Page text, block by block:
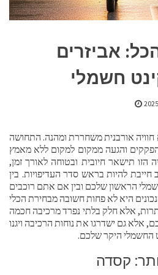
אביזרים
חשמלי
חוויה אורבנית משחררת ומהנה. התחושה
והגעה ממקום למקום ללא מאמץ
הזו תישאר חיובית ובטוחה לאורך זמן,
להיות בראש סדר העדיפויות. בין
הראשון שלכם ובין אם אתם רוכבים
היא לא פחות חשובה מבחירת הכלי
אלא חלק בלתי נפרד מרכיבה חכמה
אלא גם ישדרגו את נוחות הרכיבה ויגנו
החשמלי היקר שלכם.
קסדה